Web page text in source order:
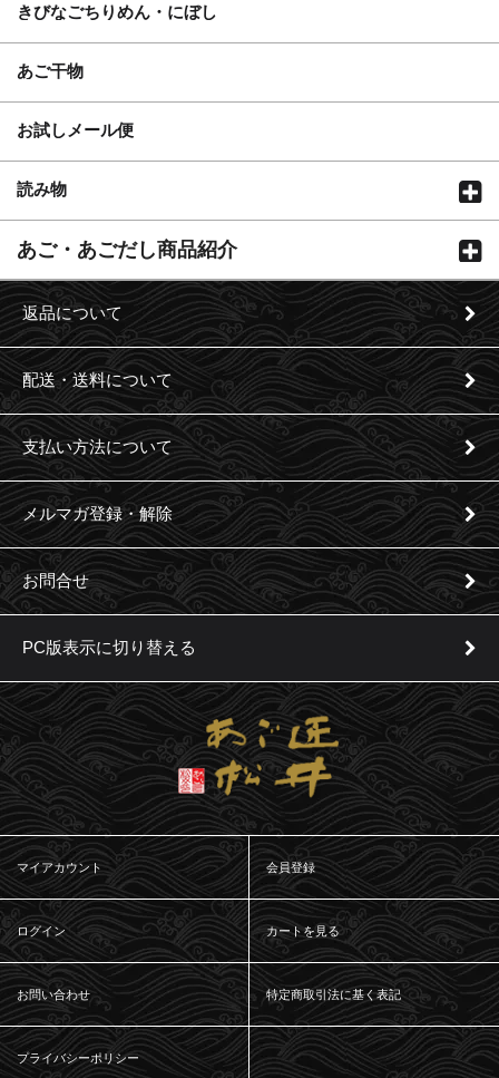
きびなごちりめん・にぼし
あご干物
お試しメール便
読み物
あご・あごだし商品紹介
返品について
配送・送料について
支払い方法について
メルマガ登録・解除
お問合せ
PC版表示に切り替える
マイアカウント 会員登録
ログイン カートを見る
お問い合わせ 特定商取引法に基く表記
プライバシーポリシー